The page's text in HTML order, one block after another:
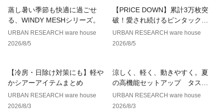
※商品画像は、光の当たり具合やパソコンなどの閲覧環境によ
り、実際の色味と異なって見える場合がございます。予めご了
承ください。
※商品の色味の目安は、商品単体の画像をご参照ください。
や在庫状況の確認が可能です。
お買い物リストの管理にぜひご利用ください。
素材感
蒸し暑い季節も快適に過ごせ
る、WINDY MESHシリーズ。
URBAN RESEARCH ware house
2026/8/5
【PRICE DOWN】累計3万枚突
破！愛され続けるピンタックレ
ースブラウス
URBAN RESEARCH ware house
2026/8/5
【冷房・日除け対策にも】軽や
かシアーアイテムまとめ
URBAN RESEARCH ware house
2026/8/3
涼しく、軽く、動きやすく。夏
の高機能セットアップ タスラ
ンナイロンシリーズ
URBAN RESEARCH ware house
2026/8/3